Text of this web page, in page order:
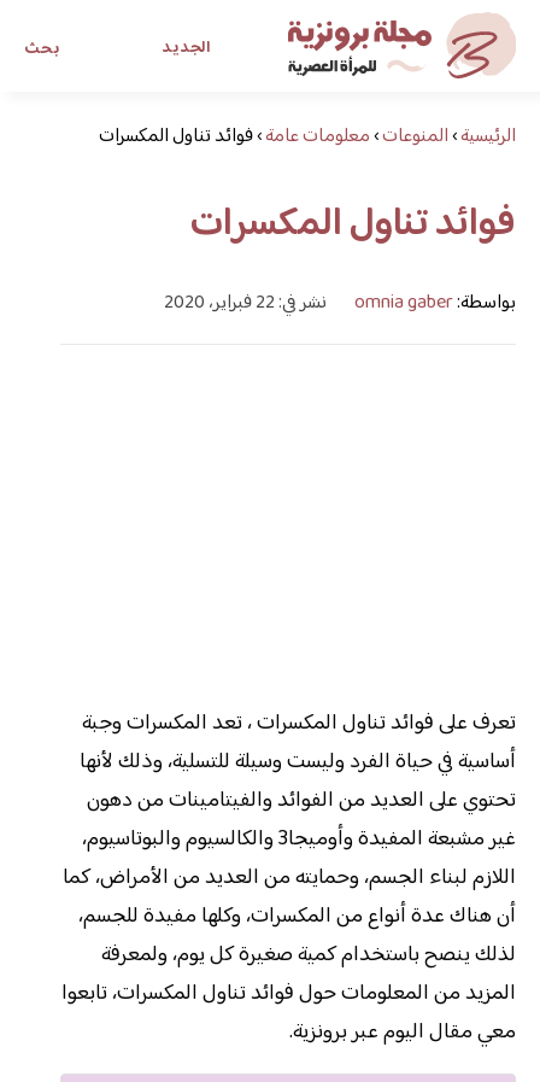
بحث الجديد
مجلة برونزية للفتاة العصرية
ابحث عن أي موضوع يهمك
الرئيسية›المنوعات›معلومات عامة›فوائد تناول المكسرات
فوائد تناول المكسرات
بواسطة:omnia gaber نشر في: 22 فبراير، 2020
تعرف على فوائد تناول المكسرات ، تعد المكسرات وجبة
أساسية في حياة الفرد وليست وسيلة للتسلية، وذلك لأنها
تحتوي على العديد من الفوائد والفيتامينات من دهون
غير مشبعة المفيدة وأوميجا3 والكالسيوم والبوتاسيوم،
اللازم لبناء الجسم، وحمايته من العديد من الأمراض، كما
أن هناك عدة أنواع من المكسرات، وكلها مفيدة للجسم،
لذلك ينصح باستخدام كمية صغيرة كل يوم، ولمعرفة
المزيد من المعلومات حول فوائد تناول المكسرات، تابعوا
معي مقال اليوم عبر برونزية.